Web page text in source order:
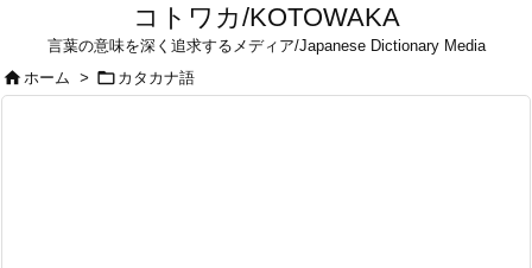
コトワカ/KOTOWAKA
言葉の意味を深く追求するメディア/Japanese Dictionary Media
ホーム >  カタカナ語